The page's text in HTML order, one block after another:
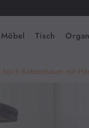
Möbel Tisch
Katzenbaum mit